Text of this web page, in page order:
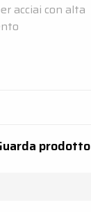
acciai con alta
prodotto